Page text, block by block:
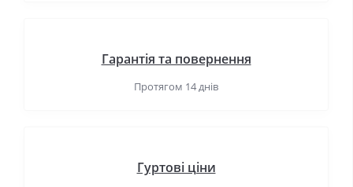
Гарантія та повернення
Протягом 14 днів
Гуртові ціни